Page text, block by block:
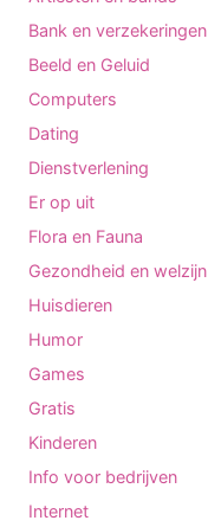
Bank en verzekeringen
Beeld en Geluid
Computers
Dating
Dienstverlening
Er op uit
Flora en Fauna
Gezondheid en welzijn
Huisdieren
Humor
Games
Gratis
Kinderen
Info voor bedrijven
Internet